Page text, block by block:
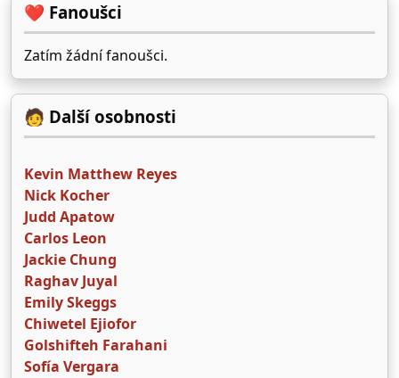
❤️ Fanoušci
Zatím žádní fanoušci.
🧑 Další osobnosti
Kevin Matthew Reyes
Nick Kocher
Judd Apatow
Carlos Leon
Jackie Chung
Raghav Juyal
Emily Skeggs
Chiwetel Ejiofor
Golshifteh Farahani
Sofía Vergara